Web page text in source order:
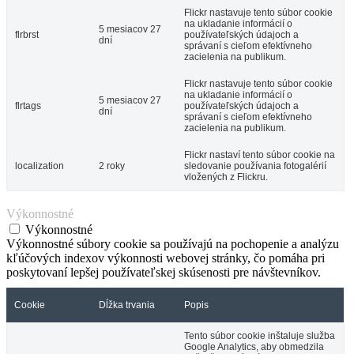
flrbrst
5 mesiacov 27
dní
Flickr nastavuje tento súbor cookie
na ukladanie informácií o
používateľských údajoch a
správaní s cieľom efektívneho
zacielenia na publikum.
flrtags
5 mesiacov 27
dní
Flickr nastavuje tento súbor cookie
na ukladanie informácií o
používateľských údajoch a
správaní s cieľom efektívneho
zacielenia na publikum.
localization 2 roky
Flickr nastaví tento súbor cookie na
sledovanie používania fotogalérií
vložených z Flickru.
Výkonnostné
Výkonnostné
Výkonnostné súbory cookie sa používajú na pochopenie a analýzu
kľúčových indexov výkonnosti webovej stránky, čo pomáha pri
poskytovaní lepšej používateľskej skúsenosti pre návštevníkov.
Cookie Dĺžka trvania Popis
Tento súbor cookie inštaluje služba
Google Analytics, aby obmedzila